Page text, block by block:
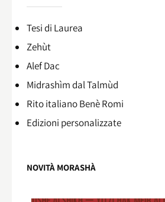
Tesi di Laurea
Zehùt
Alef Dac
Midrashìm dal Talmùd
Rito italiano Benè Romi​
Edizioni personalizzate
NOVITÀ MORASHÀ